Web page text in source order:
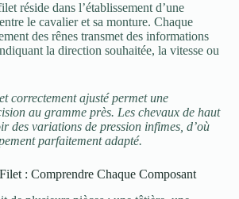
réside dans l’établissement d’une
le cavalier et sa monture. Chaque
des rênes transmet des informations
la direction souhaitée, la vitesse ou
correctement ajusté permet une
au gramme près. Les chevaux de haut
des variations de pression infimes, d’où
parfaitement adapté.
: Comprendre Chaque Composant